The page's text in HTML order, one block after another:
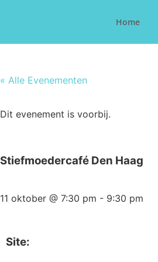
Home
« Alle Evenementen
Dit evenement is voorbij.
Stiefmoedercafé Den Haag
11 oktober @ 7:30 pm - 9:30 pm
Site: